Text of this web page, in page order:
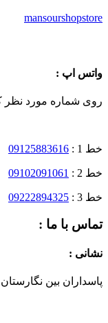
mansourshopstore
واتس اپ :
روی شماره مورد نظر
خط 1 : 09125883616
خط 2 : 09102091061
خط 3 : 09222894325
تماس با ما :
نشانی :
پاسداران بین نگارستان دوم و